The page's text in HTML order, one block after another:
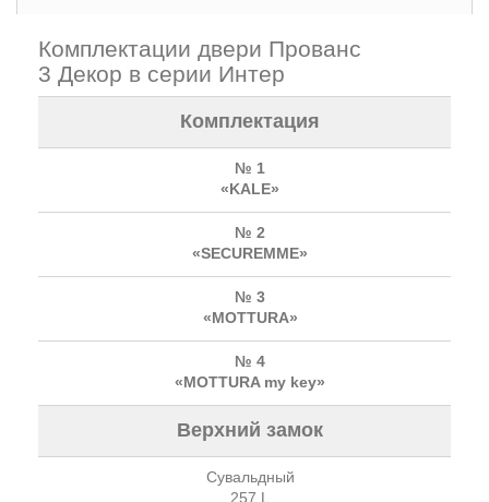
Комплектации двери Прованс
3 Декор в серии Интер
Комплектация
№ 1
«KALE»
№ 2
«SECUREMME»
№ 3
«MOTTURA»
№ 4
«MOTTURA my key»
Верхний замок
Сувальдный
257 L